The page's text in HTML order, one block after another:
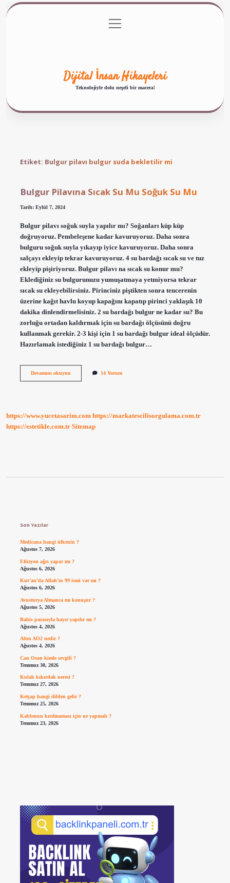
Gizlilik Politikası
menüyü
aç
Dijital İnsan Hikayeleri
Teknolojiyle dolu neşeli bir macera!
Etiket: Bulgur pilavı bulgur suda bekletilir mi
Bulgur Pilavına Sıcak Su Mu Soğuk Su Mu
Tarih: Eylül 7, 2024
Bulgur pilavı soğuk suyla yapılır mı? Soğanları küp küp
doğruyoruz. Pembeleşene kadar kavuruyoruz. Daha sonra
bulguru soğuk suyla yıkayıp iyice kavuruyoruz. Daha sonra
salçayı ekleyip tekrar kavuruyoruz. 4 su bardağı sıcak su ve tuz
ekleyip pişiriyoruz. Bulgur pilavı na sıcak su konur mu?
Eklediğiniz su bulgurunuzu yumuşatmaya yetmiyorsa tekrar
sıcak su ekleyebilirsiniz. Pirinciniz piştikten sonra tencerenin
üzerine kağıt havlu koyup kapağını kapatıp pirinci yaklaşık 10
dakika dinlendirmelisiniz. 2 su bardağı bulgur ne kadar su? Bu
zorluğu ortadan kaldırmak için su bardağı ölçüsünü doğru
kullanmak gerekir. 2-3 kişi için 1 su bardağı bulgur ideal ölçüdür.
Hazırlamak istediğiniz 1 su bardağı bulgur…
Devamını okuyunBulgur
Su
14 Yorum
https://www.yucetasarim.com https://markatescilisorgulama.com.tr
https://estetikle.com.tr Sitemap
Son Yazılar
Medicana hangi ülkenin ?
Ağustos 7, 2026
Efüzyon ağrı yapar mı ?
Ağustos 6, 2026
Kur’an’da Allah’ın 99 ismi var mı ?
Ağustos 6, 2026
Avusturya Almanca mı konuşur ?
Ağustos 5, 2026
Bahis parasıyla hayır yapılır mı ?
Ağustos 4, 2026
Altın AO2 nedir ?
Ağustos 4, 2026
Can Ozan kimle sevgili ?
Temmuz 30, 2026
Kulak kıkırdak neresi ?
Temmuz 27, 2026
Ketçap hangi dilden gelir ?
Temmuz 25, 2026
Kablonun kırılmaması için ne yapmalı ?
Temmuz 23, 2026